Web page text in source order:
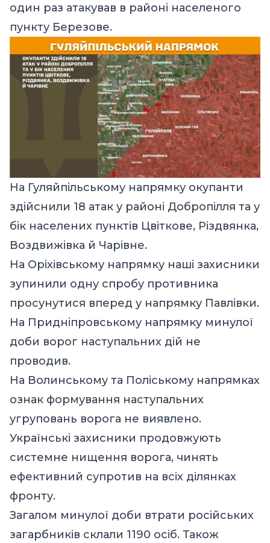
один раз атакував в районі населеного
пункту Березове.
На Гуляйпільському напрямку окупанти
здійснили 18 атак у районі Добропілля та у
бік населених пунктів Цвіткове, Різдвянка,
Воздвижівка й Чарівне.
На Оріхівському напрямку наші захисники
зупинили одну спробу противника
просунутися вперед у напрямку Павлівки.
На Придніпровському напрямку минулої
доби ворог наступальних дій не
проводив.
На Волинському та Поліському напрямках
ознак формування наступальних
угруповань ворога не виявлено.
Українські захисники продовжують
системне нищення ворога, чинять
ефективний супротив на всіх ділянках
фронту.
Загалом минулої доби втрати російських
загарбників склали 1190 осіб. Також